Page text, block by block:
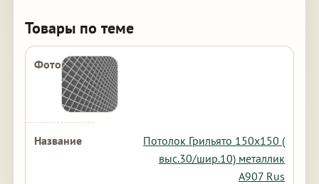
Товары по теме
Потолок Грильято 150х150 (
выс.30/шир.10) металлик
А907 Rus